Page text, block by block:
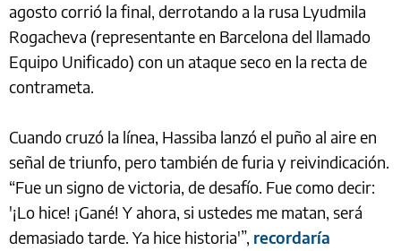
agosto corrió la final, derrotando a la rusa Lyudmila
Rogacheva (representante en Barcelona del llamado
Equipo Unificado) con un ataque seco en la recta de
contrameta.
Cuando cruzó la línea, Hassiba lanzó el puño al aire en
señal de triunfo, pero también de furia y reivindicación.
“Fue un signo de victoria, de desafío. Fue como decir:
'¡Lo hice! ¡Gané! Y ahora, si ustedes me matan, será
demasiado tarde. Ya hice historia'”, recordaría